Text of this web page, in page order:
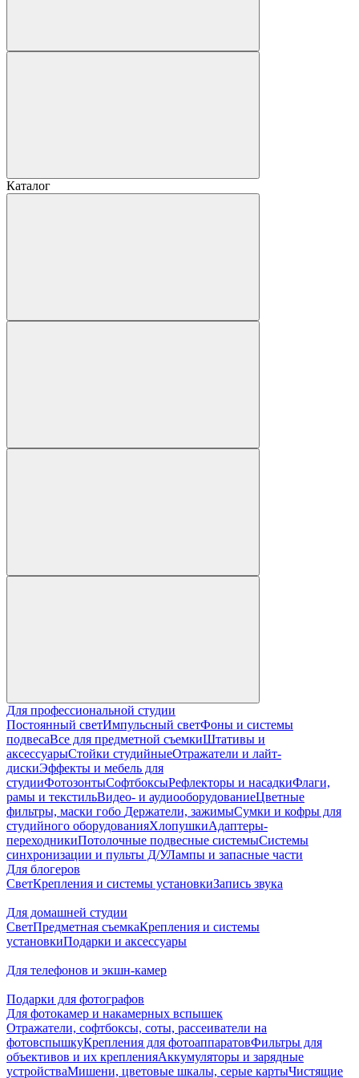
Каталог
Для профессиональной студии
Постоянный светИмпульсный светФоны и системы
подвесаВсе для предметной съемкиШтативы и
аксессуарыСтойки студийныеОтражатели и лайт-
дискиЭффекты и мебель для
студииФотозонтыСофтбоксыРефлекторы и насадкиФлаги,
рамы и текстильВидео- и аудиооборудованиеЦветные
фильтры, маски гобо Держатели, зажимыСумки и кофры для
студийного оборудованияХлопушкиАдаптеры-
переходникиПотолочные подвесные системыСистемы
синхронизации и пульты Д/УЛампы и запасные части
Для блогеров
СветКрепления и системы установкиЗапись звука
Для домашней студии
СветПредметная съемкаКрепления и системы
установкиПодарки и аксессуары
Для телефонов и экшн-камер
Подарки для фотографов
Для фотокамер и накамерных вспышек
Отражатели, софтбоксы, соты, рассеиватели на
фотовспышкуКрепления для фотоаппаратовФильтры для
объективов и их крепленияАккумуляторы и зарядные
устройстваМишени, цветовые шкалы, серые картыЧистящие